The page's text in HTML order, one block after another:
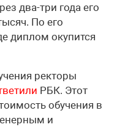
два-три года его
По его
диплом окупится
ректоры
РБК. Этот
обучения в
и